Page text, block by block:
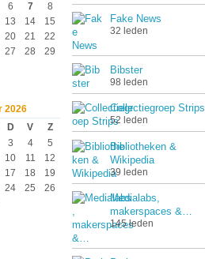
6 7
8
13 14
15
20 21
22
27 28
29
2026
D V
Z
3 4
5
10 11
12
17 18
19
24 25
26
Fake News
32 leden
Bibster
98 leden
Collectiegroep Strips
52 leden
Bibliotheken &
Wikipedia
39 leden
Medialabs,
makerspaces &…
145 leden